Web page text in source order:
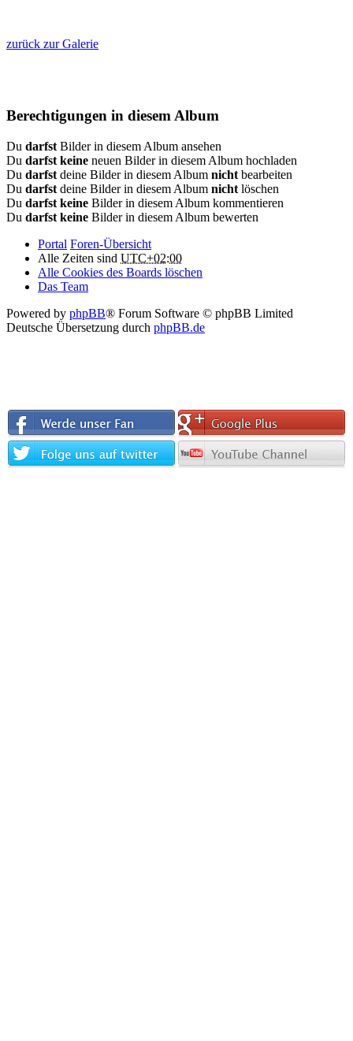
zurück zur Galerie
Berechtigungen in diesem Album
Du darfst Bilder in diesem Album ansehen
Du darfst keine neuen Bilder in diesem Album hochladen
Du darfst deine Bilder in diesem Album nicht bearbeiten
Du darfst deine Bilder in diesem Album nicht löschen
Du darfst keine Bilder in diesem Album kommentieren
Du darfst keine Bilder in diesem Album bewerten
Portal Foren-Übersicht
Alle Zeiten sind UTC+02:00
Alle Cookies des Boards löschen
Das Team
Powered by phpBB® Forum Software © phpBB Limited
Deutsche Übersetzung durch phpBB.de